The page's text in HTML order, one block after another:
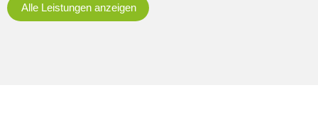
Alle Leistungen anzeigen